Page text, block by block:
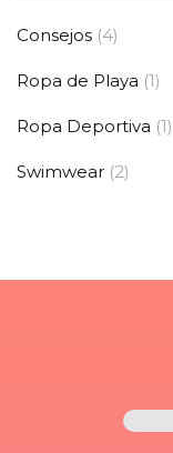
Consejos (4)
Ropa de Playa (1)
Ropa Deportiva (1)
Swimwear (2)